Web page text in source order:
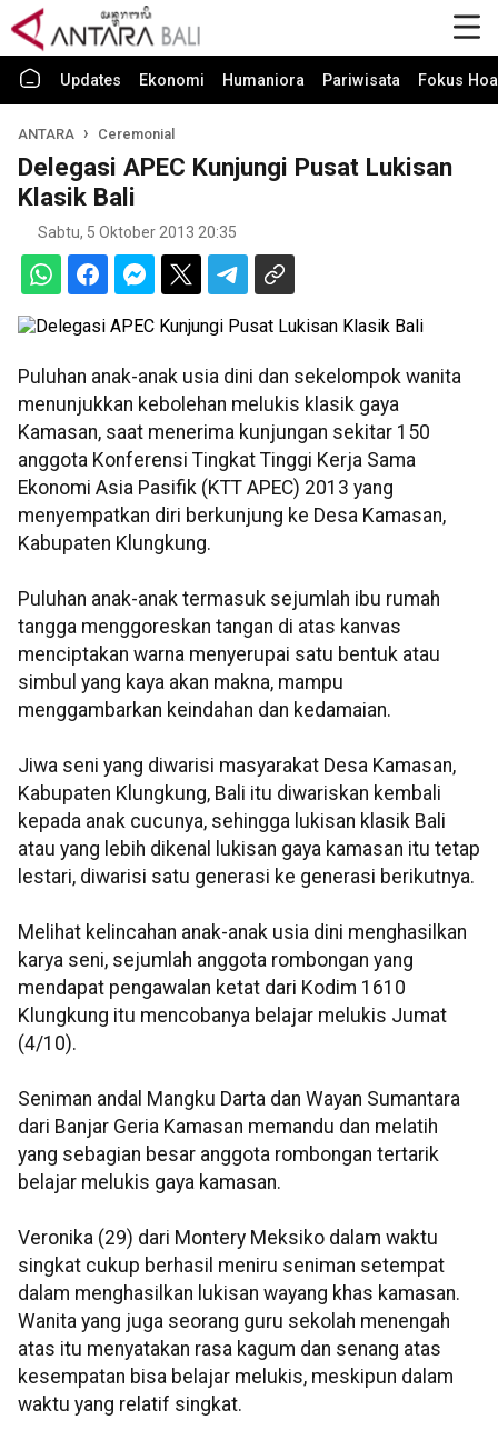
Updates Ekonomi Humaniora Pariwisata Fokus
ANTARA Ceremonial
Delegasi APEC Kunjungi Pusat Lukisan
Klasik Bali
Sabtu, 5 Oktober 2013 20:35
Puluhan anak-anak usia dini dan sekelompok wanita
menunjukkan kebolehan melukis klasik gaya
Kamasan, saat menerima kunjungan sekitar 150
anggota Konferensi Tingkat Tinggi Kerja Sama
Ekonomi Asia Pasifik (KTT APEC) 2013 yang
menyempatkan diri berkunjung ke Desa Kamasan,
Kabupaten Klungkung.
Puluhan anak-anak termasuk sejumlah ibu rumah
tangga menggoreskan tangan di atas kanvas
menciptakan warna menyerupai satu bentuk atau
simbul yang kaya akan makna, mampu
menggambarkan keindahan dan kedamaian.
Jiwa seni yang diwarisi masyarakat Desa Kamasan,
Kabupaten Klungkung, Bali itu diwariskan kembali
kepada anak cucunya, sehingga lukisan klasik Bali
atau yang lebih dikenal lukisan gaya kamasan itu tetap
lestari, diwarisi satu generasi ke generasi berikutnya.
Melihat kelincahan anak-anak usia dini menghasilkan
karya seni, sejumlah anggota rombongan yang
mendapat pengawalan ketat dari Kodim 1610
Klungkung itu mencobanya belajar melukis Jumat
(4/10).
Seniman andal Mangku Darta dan Wayan Sumantara
dari Banjar Geria Kamasan memandu dan melatih
yang sebagian besar anggota rombongan tertarik
belajar melukis gaya kamasan.
Veronika (29) dari Montery Meksiko dalam waktu
singkat cukup berhasil meniru seniman setempat
dalam menghasilkan lukisan wayang khas kamasan.
Wanita yang juga seorang guru sekolah menengah
atas itu menyatakan rasa kagum dan senang atas
kesempatan bisa belajar melukis, meskipun dalam
waktu yang relatif singkat.